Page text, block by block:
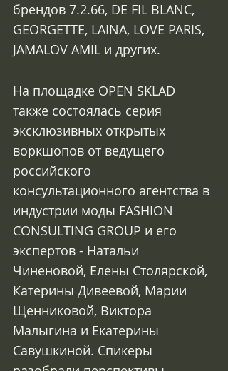
брендов 7.2.66, DE FIL BLANC,
GEORGETTE, LAINA, LOVE PARIS,
JAMALOV AMIL и других.
На площадке OPEN SKLAD
также состоялась серия
эксклюзивных открытых
воркшопов от ведущего
российского
консультационного агентства в
индустрии моды FASHION
CONSULTING GROUP и его
экспертов - Натальи
Чиненовой, Елены Столярской,
Катерины Дивеевой, Марии
Щенниковой, Виктора
Малыгина и Екатерины
Савушкиной. Спикеры